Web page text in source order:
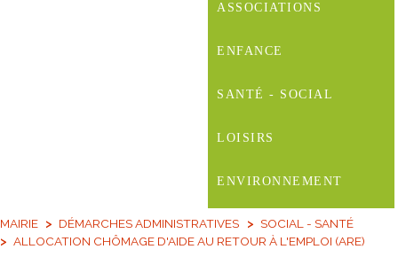
ASSOCIATIONS
ENFANCE
SANTÉ - SOCIAL
LOISIRS
ENVIRONNEMENT
MAIRIE DÉMARCHES ADMINISTRATIVES
SOCIAL - SANTÉ
ALLOCATION CHÔMAGE D'AIDE AU RETOUR À L'EMPLOI (ARE)